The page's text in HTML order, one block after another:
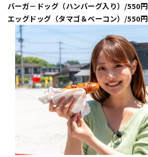
バーガ－ドッグ（ハンバーグ入り）/550円
エッグドッグ（タマゴ＆ベーコン）/550円